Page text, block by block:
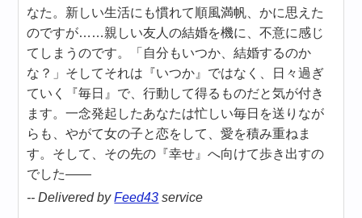
なた。新しい生活にも慣れて順風満帆、かに思えた
のですが……親しい友人の結婚を機に、不意に感じ
てしまうのです。「自分もいつか、結婚するのか
な？」そしてそれは『いつか』ではなく、日々過ぎ
ていく『毎日』で、行動して得るものだと気が付き
ます。一念発起したあなたは忙しい毎日を送りなが
らも、やがて女の子と恋をして、愛を積み重ねま
す。そして、その先の『幸せ』へ向けて歩き出すの
でした――
-- Delivered byFeed43 service